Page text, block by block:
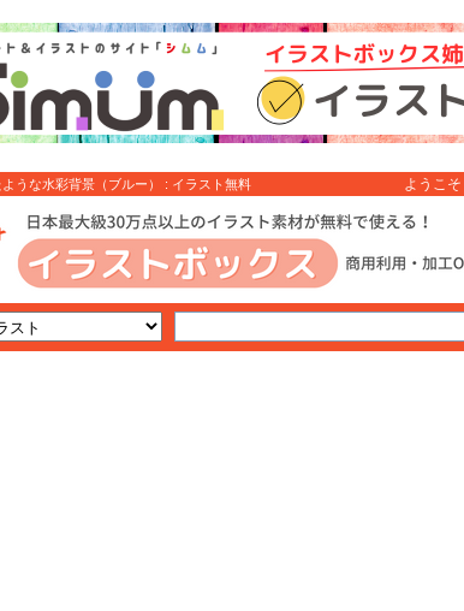
うな水彩背景（ブルー） : イラスト無料 ようこそ